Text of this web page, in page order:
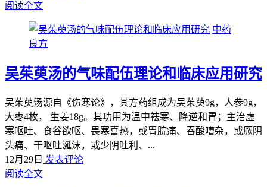
阅读全文
中药
良方
吴茱萸汤的气味配伍理论和临床应用研究
吴茱萸汤源自《伤寒论》，其方药组成为吴茱萸9g，人参9g，
大枣4枚， 生姜18g。其功用为温中祛寒、降逆和胃；主治虚
寒呕吐、食谷欲呕、畏寒喜热，或胃脘痛、吞酸嘈杂，或厥阴
头痛、干呕吐涎沫，或少阴吐利、...
12月29日 发表评论
阅读全文